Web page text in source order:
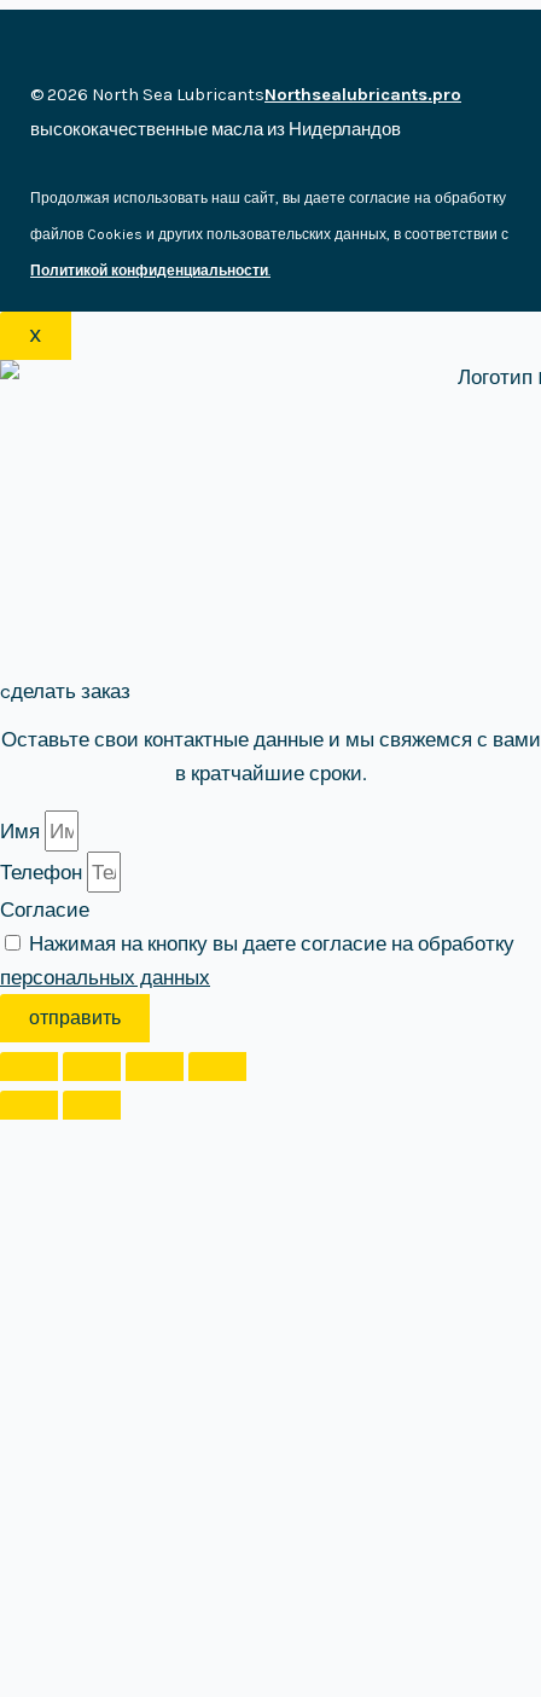
© 2026 North Sea LubricantsNorthsealubricants.pro
высококачественные масла из Нидерландов
Продолжая использовать наш сайт, вы даете согласие на обработку
файлов Cookies и других пользовательских данных, в соответствии с
Политикой конфиденциальности.
X
cделать заказ
Оставьте свои контактные данные и мы свяжемся с вами
в кратчайшие сроки.
Имя
Телефон
Согласие
Нажимая на кнопку вы даете согласие на обработку
персональных данных
отправить